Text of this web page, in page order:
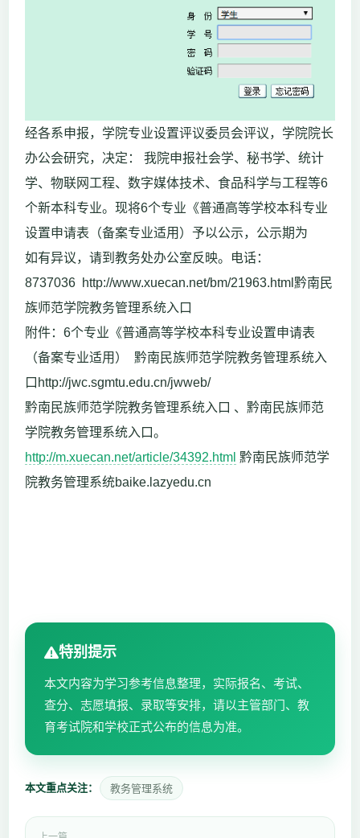
经各系申报，学院专业设置评议委员会评议，学院院长
办公会研究，决定： 我院申报社会学、秘书学、统计
学、物联网工程、数字媒体技术、食品科学与工程等6
个新本科专业。现将6个专业《普通高等学校本科专业
设置申请表（备案专业适用）予以公示，公示期为
如有异议，请到教务处办公室反映。电话：
8737036 http://www.xuecan.net/bm/21963.html黔南民
族师范学院教务管理系统入口
附件：6个专业《普通高等学校本科专业设置申请表
（备案专业适用） 黔南民族师范学院教务管理系统入
口http://jwc.sgmtu.edu.cn/jwweb/
黔南民族师范学院教务管理系统入口 、黔南民族师范
学院教务管理系统入口。
http://m.xuecan.net/article/34392.html 黔南民族师范学
院教务管理系统baike.lazyedu.cn
特别提示
本文内容为学习参考信息整理，实际报名、考试、
查分、志愿填报、录取等安排，请以主管部门、教
育考试院和学校正式公布的信息为准。
本文重点关注： 教务管理系统